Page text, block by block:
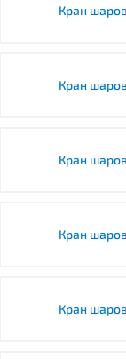
Кран
Кран
Кран
Кран
Кран